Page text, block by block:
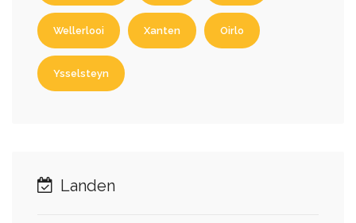
Wellerlooi Xanten Oirlo
Ysselsteyn
Landen